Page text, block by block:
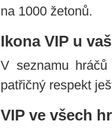
na 1000 žetonů.
Ikona VIP u
V seznamu
patřičný respekt
VIP ve všech